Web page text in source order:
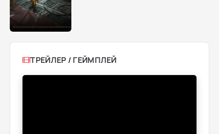
ТРЕЙЛЕР / ГЕЙМПЛЕЙ